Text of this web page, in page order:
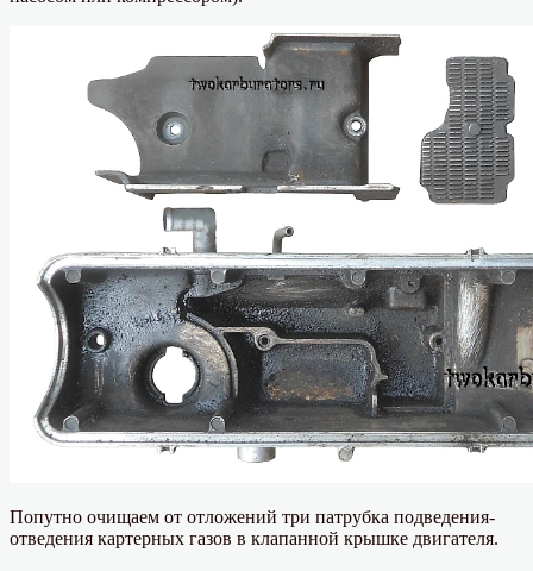
Попутно очищаем от отложений три патрубка подведения-
отведения картерных газов в клапанной крышке двигателя.